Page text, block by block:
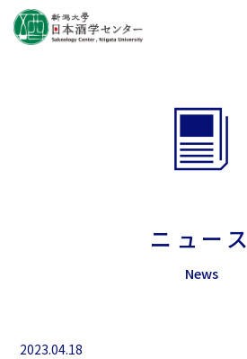
ニュース
News
2023.04.18